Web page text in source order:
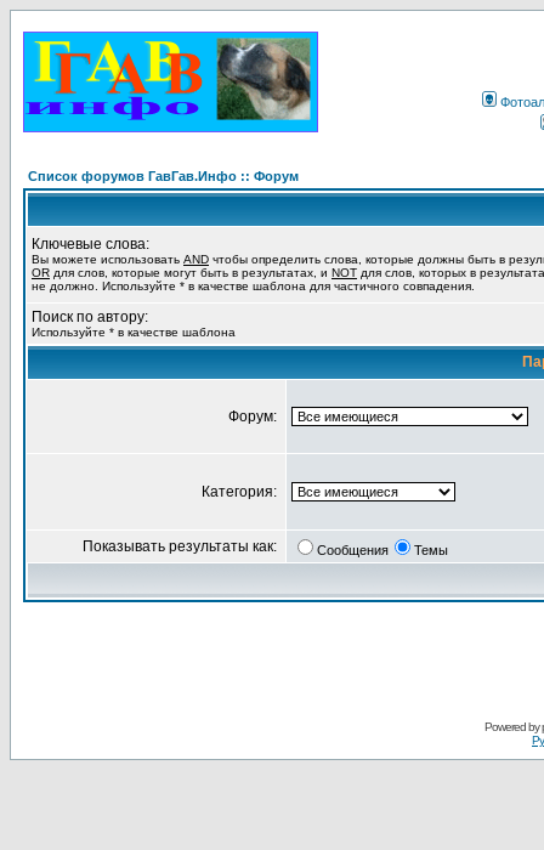
Список форумов ГавГав.Инфо :: Форум
Ключевые слова:
Вы можете использовать AND чтобы определить слова, которые должны быть в
OR для слов, которые могут быть в результатах, и NOT для слов, которых в
не должно. Используйте * в качестве шаблона для частичного совпадения.
Поиск по автору:
Используйте * в качестве шаблона
Форум:
Категория:
Показывать результаты как: Сообщения Темы
Powered by